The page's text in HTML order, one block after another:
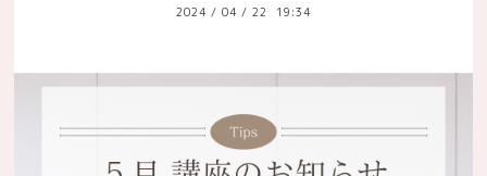
2024 / 04 / 22 19:34